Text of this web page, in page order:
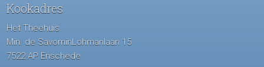
Kookadres
Het Theehuis
Min. de SavorninLohmanlaan 15
7522 AP Enschede